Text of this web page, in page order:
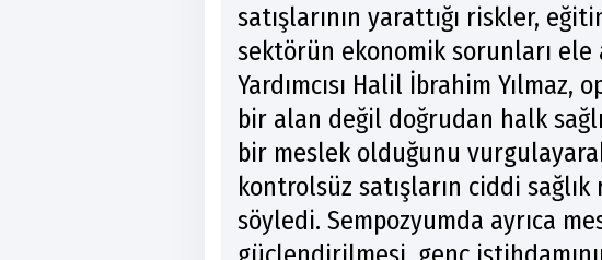
satışlarının yarattığı riskler,
sektörün ekonomik sorunları ele
Yardımcısı Halil İbrahim
bir alan değil doğrudan halk
bir meslek olduğunu
kontrolsüz satışların ciddi
söyledi. Sempozyumda ayrıca